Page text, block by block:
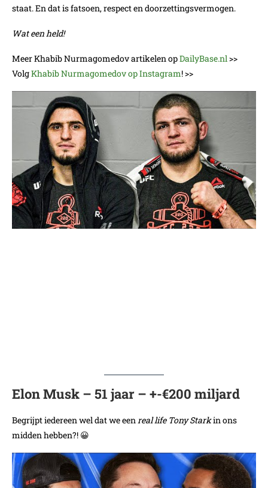
staat. En dat is fatsoen, respect en doorzettingsvermogen.
Wat een held!
Meer Khabib Nurmagomedov artikelen opDailyBase.nl>>
VolgKhabib Nurmagomedov op Instagram! >>
Elon Musk – 51 jaar – +-€200 miljard
Begrijpt iedereen wel dat we eenreal life Tony Starkin ons
midden hebben?! 😀